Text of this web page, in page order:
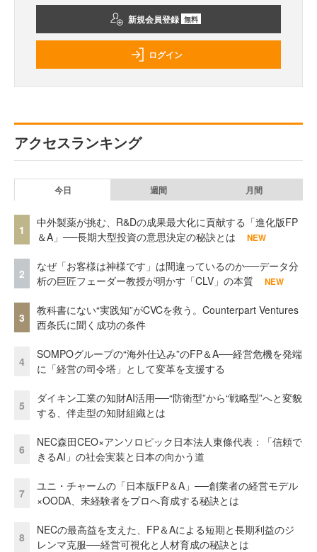
新規会員登録 無料
ログイン
アクセスランキング
今日 週間 月間
1
中外製薬が挑む、R&Dの成果最大化に貢献する「進化版FP
＆A」──長期大型投資の意思決定の秘訣とは
NEW
2
なぜ「お客様は神様です」は間違っているのか──データ分
析の巨匠フェーダー教授が明かす「CLV」の本質
NEW
3
教科書にない“実践知”がCVCを救う。Counterpart Ventures
西条氏に聞く成功の条件
4
SOMPOグループの“海外仕込み”のFP＆A──経営危機を発端
に「経営の司令塔」として変革を支援する
5
ダイキン工業の知財AI活用──“防衛型”から“戦略型”へと変貌
する、伴走型の知財組織とは
6
NEC森田CEO×アンソロピック日本法人東條代表：「信頼で
きるAI」の社会実装と日本の向かう道
7
ユニ・チャームの「日本版FP＆A」──創業者の経営モデル
×OODA、未経験者をプロへ育成する秘訣とは
8
NECの最高益を支えた、FP＆Aによる短期と長期利益のジ
レンマ克服──経営可視化と人材育成の秘訣とは